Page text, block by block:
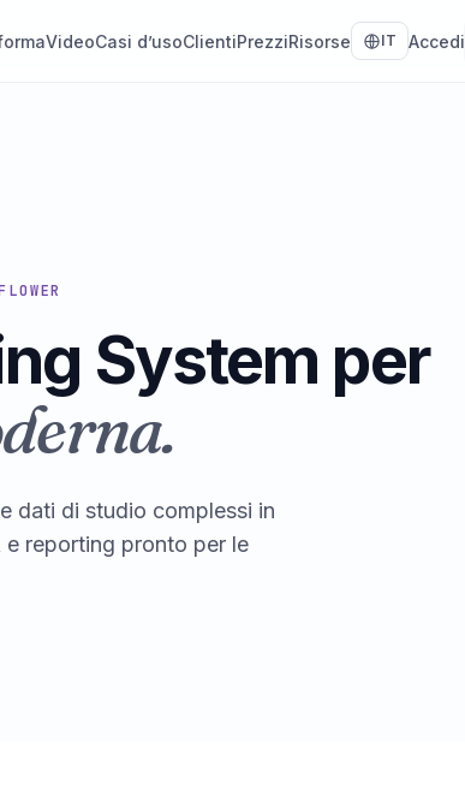
VideoCasi d’usoClientiPrezziRisorse IT Accedi
System per
dati di studio complessi in
e reporting pronto per le